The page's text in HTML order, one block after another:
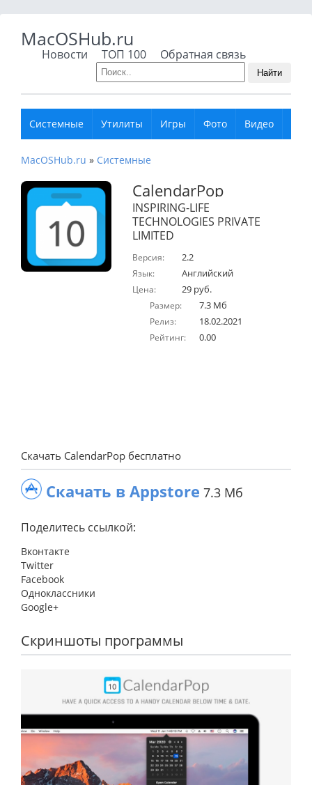
MacOSHub.ru
Новости ТОП 100 Обратная связь
Найти
Системные Утилиты Игры Фото Видео
MacOSHub.ru » Системные
CalendarPop
INSPIRING-LIFE
TECHNOLOGIES PRIVATE
LIMITED
Версия: 2.2
Язык: Английский
Цена: 29 руб.
Размер: 7.3 Мб
Релиз: 18.02.2021
Рейтинг: 0.00
Скачать CalendarPop бесплатно
Скачать в Appstore 7.3 Мб
Поделитесь ссылкой:
Вконтакте
Twitter
Facebook
Одноклассники
Google+
Скриншоты программы